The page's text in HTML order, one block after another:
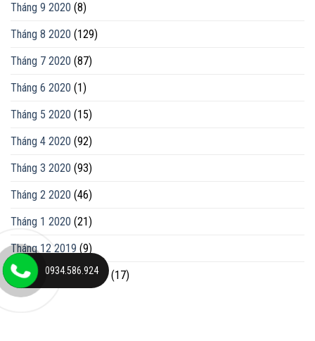
Tháng 9 2020 (8)
Tháng 8 2020 (129)
Tháng 7 2020 (87)
Tháng 6 2020 (1)
Tháng 5 2020 (15)
Tháng 4 2020 (92)
Tháng 3 2020 (93)
Tháng 2 2020 (46)
Tháng 1 2020 (21)
Tháng 12 2019 (9)
Tháng mười một 2019(17)
0934.586.924